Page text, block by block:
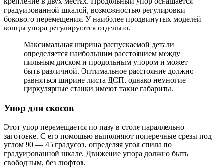
градуированной шкалой, возможностью регулировки
бокового перемещения. У наиболее продвинутых моделей
концы упора регулируются отдельно.
Максимальная ширина распускаемой детали
определяется наибольшим расстоянием между
пильным диском и продольным упором и может
быть различной. Оптимальное расстояние должно
равняться ширине листа ДСП, однако немногие
циркулярные станки имеют такие габариты.
Упор для скосов
Этот упор перемещается по пазу в столе параллельно
заготовке. С его помощью выполняют поперечные срезы под
углом 90 — 45 градусов, определяя угол спила по
градуированной шкале. Движение упора должно быть
свободным, без люфтов.